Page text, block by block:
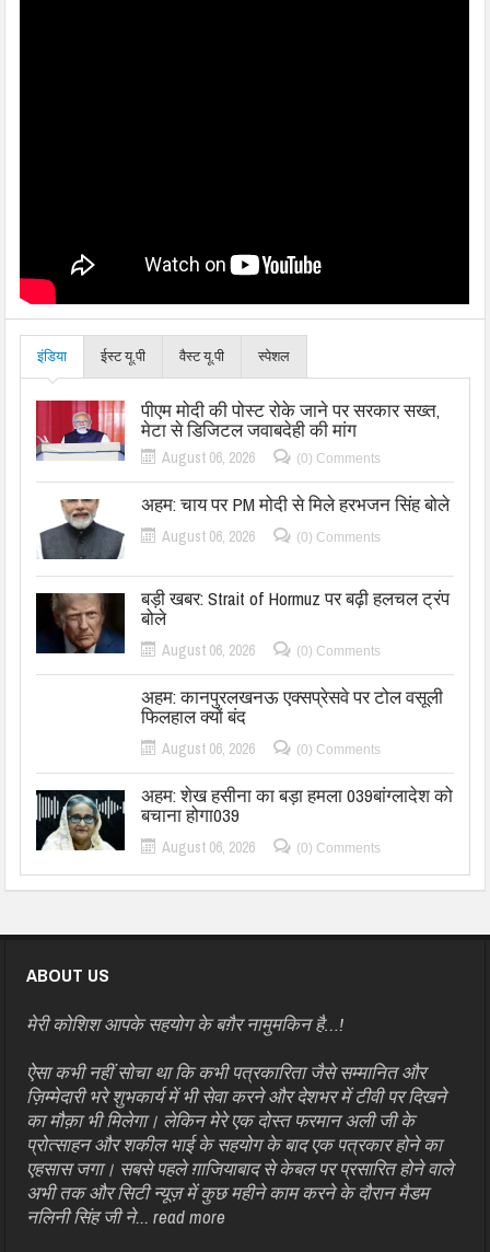
इंडिया ईस्ट यू.पी वैस्ट यू.पी स्पेशल
पीएम मोदी की पोस्ट रोके जाने पर सरकार सख्त,
मेटा से डिजिटल जवाबदेही की मांग
August 06, 2026 (0) Comments
अहम: चाय पर PM मोदी से मिले हरभजन सिंह बोले
August 06, 2026 (0) Comments
बड़ी खबर: Strait of Hormuz पर बढ़ी हलचल ट्रंप
बोले
August 06, 2026 (0) Comments
अहम: कानपुरलखनऊ एक्सप्रेसवे पर टोल वसूली
फिलहाल क्यों बंद
August 06, 2026 (0) Comments
अहम: शेख हसीना का बड़ा हमला 039बांग्लादेश को
बचाना होगा039
August 06, 2026 (0) Comments
ABOUT US
मेरी कोशिश आपके सहयोग के बग़ैर नामुमकिन है…!
ऐसा कभी नहीं सोचा था कि कभी पत्रकारिता जैसे सम्मानित और
ज़िम्मेदारी भरे शुभकार्य में भी सेवा करने और देशभर में टीवी पर दिखने
का मौक़ा भी मिलेगा। लेकिन मेरे एक दोस्त फरमान अली जी के
प्रोत्साहन और शकील भाई के सहयोग के बाद एक पत्रकार होने का
एहसास जगा। सबसे पहले ग़ाजियाबाद से केबल पर प्रसारित होने वाले
अभी तक और सिटी न्यूज़ में कुछ महीने काम करने के दौरान मैडम
नलिनी सिंह जी ने...read more